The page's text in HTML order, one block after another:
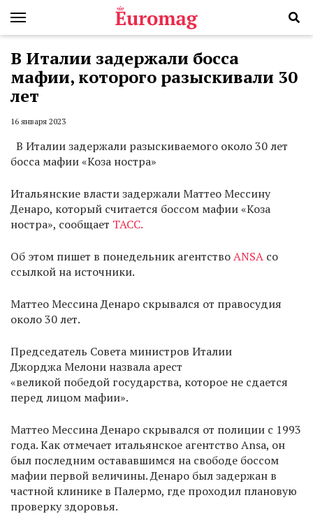
В Италии задержали босса
мафии, которого разыскивали 30
лет
16 января 2023
В Италии задержали разыскиваемого около 30 лет
босса мафии «Коза ностра»
Итальянские власти задержали Маттео Мессину
Денаро, который считается боссом мафии «Коза
ностра», сообщает ТАСС.
Об этом пишет в понедельник агентствоANSA со
ссылкой на источники.
Маттео Мессина Денаро скрывался от правосудия
около 30 лет.
Председатель Совета министров Италии
Джорджа Мелони назвала арест
«великой победой государства, которое не сдается
перед лицом мафии».
Маттео Мессина Денаро скрывался от полиции с 1993
года. Как отмечает итальянское агентство Ansa, он
был последним остававшимся на свободе боссом
мафии первой величины. Денаро был задержан в
частной клинике в Палермо, где проходил плановую
проверку здоровья.